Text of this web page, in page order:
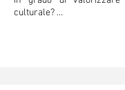
culturale? ...